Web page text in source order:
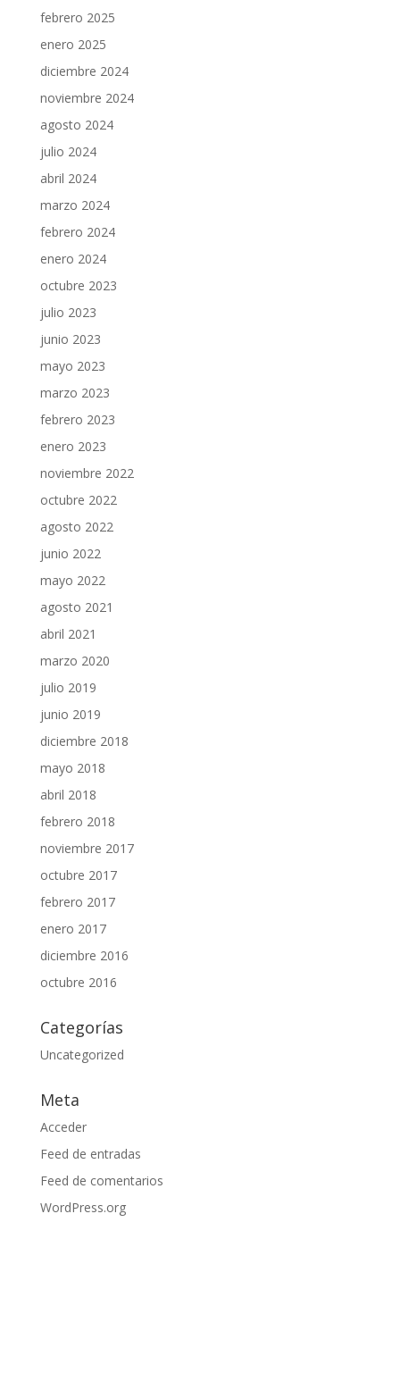
febrero 2025
enero 2025
diciembre 2024
noviembre 2024
agosto 2024
julio 2024
abril 2024
marzo 2024
febrero 2024
enero 2024
octubre 2023
julio 2023
junio 2023
mayo 2023
marzo 2023
febrero 2023
enero 2023
noviembre 2022
octubre 2022
agosto 2022
junio 2022
mayo 2022
agosto 2021
abril 2021
marzo 2020
julio 2019
junio 2019
diciembre 2018
mayo 2018
abril 2018
febrero 2018
noviembre 2017
octubre 2017
febrero 2017
enero 2017
diciembre 2016
octubre 2016
Categorías
Uncategorized
Meta
Acceder
Feed de entradas
Feed de comentarios
WordPress.org